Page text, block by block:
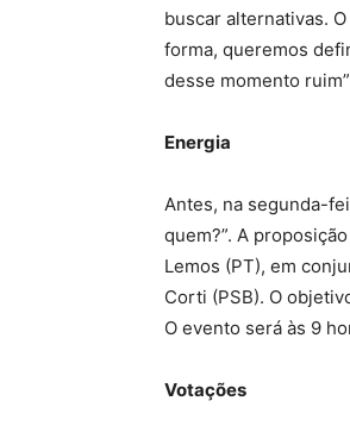
buscar alternativas.
forma, queremos
desse momento
Energia
Antes, na segunda-
quem?”. A
Lemos (PT), em
Corti (PSB). O
O evento será às 9
Votações